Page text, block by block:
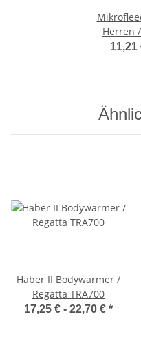
Herren
11,21
Haber II Bodywarmer /
Regatta TRA700
17,25 € - 22,70 € *